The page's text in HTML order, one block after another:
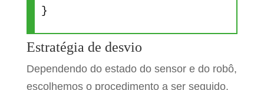
}
void loop() {
sensorTimer -> Update () ;
}
Estratégia de desvio
Dependendo do estado do sensor e do robô,
escolhemos o procedimento a ser seguido.